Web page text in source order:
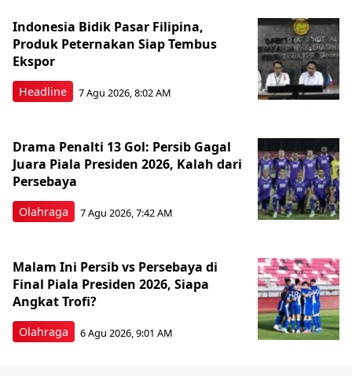
Headline
Indonesia Bidik Pasar Filipina,
Produk Peternakan Siap Tembus
Ekspor
7 Agu 2026, 8:02 AM
Olahraga
Drama Penalti 13 Gol: Persib Gagal
Juara Piala Presiden 2026, Kalah dari
Persebaya
7 Agu 2026, 7:42 AM
Olahraga
Malam Ini Persib vs Persebaya di
Final Piala Presiden 2026, Siapa
Angkat Trofi?
6 Agu 2026, 9:01 AM